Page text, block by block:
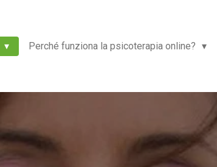
Perché funziona la psicoterapia online?